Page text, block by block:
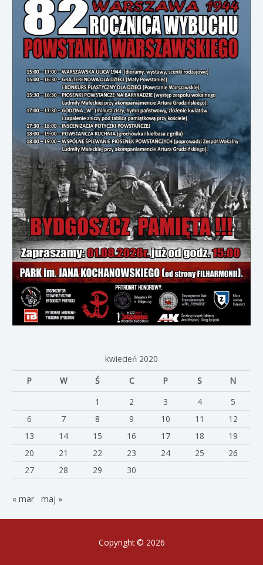
kwiecień 2020
P
W Ś C P S
N
1
2 3 4
5
6
7 8 9 10 11
12
13
14 15 16 17 18
19
20
21 22 23 24 25
26
27
28 29 30
« mar maj »
Copyright © 2026